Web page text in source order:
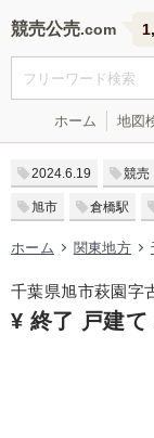
競売公売
ホーム 地図
2024.6.19 競売
旭市 倉橋駅
ホーム 関東地方
千葉県旭市萩園字
¥ 終了 戸建て